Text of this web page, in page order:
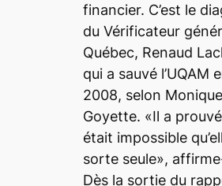
financier. C’est le
du Vérificateur
Québec, Renaud
qui a sauvé l’UQAM
2008, selon Monique
Goyette. «Il a prouvé
était impossible
sorte seule»,
Dès la sortie du